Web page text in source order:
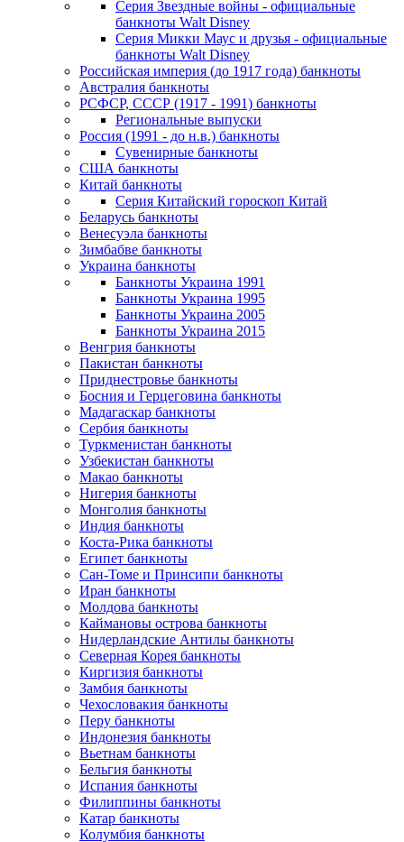
Серия Звездные войны - официальные
банкноты Walt Disney
Серия Микки Маус и друзья - официальные
банкноты Walt Disney
Российская империя (до 1917 года) банкноты
Австралия банкноты
РСФСР, СССР (1917 - 1991) банкноты
Региональные выпуски
Россия (1991 - до н.в.) банкноты
Сувенирные банкноты
США банкноты
Китай банкноты
Серия Китайский гороскоп Китай
Беларусь банкноты
Венесуэла банкноты
Зимбабве банкноты
Украина банкноты
Банкноты Украина 1991
Банкноты Украина 1995
Банкноты Украина 2005
Банкноты Украина 2015
Венгрия банкноты
Пакистан банкноты
Приднестровье банкноты
Босния и Герцеговина банкноты
Мадагаскар банкноты
Сербия банкноты
Туркменистан банкноты
Узбекистан банкноты
Макао банкноты
Нигерия банкноты
Монголия банкноты
Индия банкноты
Коста-Рика банкноты
Египет банкноты
Сан-Томе и Принсипи банкноты
Иран банкноты
Молдова банкноты
Каймановы острова банкноты
Нидерландские Антилы банкноты
Северная Корея банкноты
Киргизия банкноты
Замбия банкноты
Чехословакия банкноты
Перу банкноты
Индонезия банкноты
Вьетнам банкноты
Бельгия банкноты
Испания банкноты
Филиппины банкноты
Катар банкноты
Колумбия банкноты